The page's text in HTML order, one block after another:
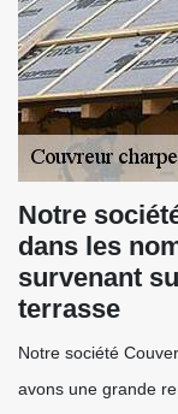
Notre
dans les
survenant
terrasse
Notre société
avons une grande